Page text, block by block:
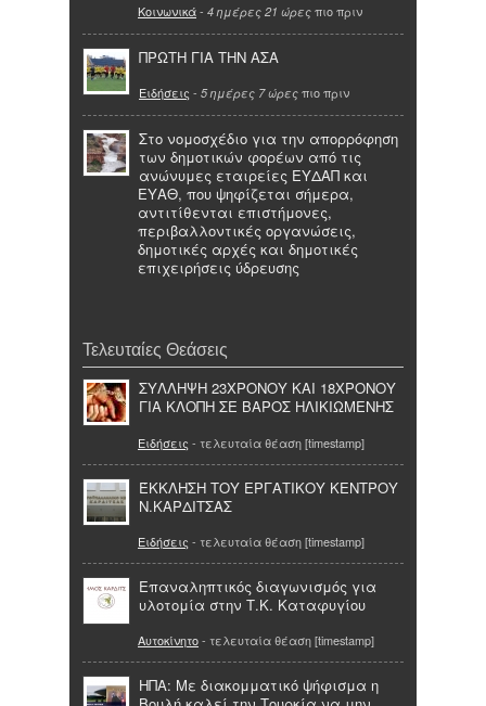
Κοινωνικά- 4 ημέρες 21 ώρες πιο πριν
ΠΡΩΤΗ ΓΙΑ ΤΗΝ ΑΣΑ
Ειδήσεις - 5 ημέρες 7 ώρες πιο πριν
Στο νομοσχέδιο για την απορρόφηση
των δημοτικών φορέων από τις
ανώνυμες εταιρείες ΕΥΔΑΠ και
ΕΥΑΘ, που ψηφίζεται σήμερα,
αντιτίθενται επιστήμονες,
περιβαλλοντικές οργανώσεις,
δημοτικές αρχές και δημοτικές
επιχειρήσεις ύδρευσης
Τελευταίες Θεάσεις
ΣΥΛΛΗΨΗ 23ΧΡΟΝΟΥ ΚΑΙ 18ΧΡΟΝΟΥ
ΓΙΑ ΚΛΟΠΗ ΣΕ ΒΑΡΟΣ ΗΛΙΚΙΩΜΕΝΗΣ
Ειδήσεις - τελευταία θέαση [timestamp]
ΈΚΚΛΗΣΗ ΤΟΥ ΕΡΓΑΤΙΚΟΥ ΚΕΝΤΡΟΥ
Ν.ΚΑΡΔΙΤΣΑΣ
Ειδήσεις - τελευταία θέαση [timestamp]
Επαναληπτικός διαγωνισμός για
υλοτομία στην Τ.Κ. Καταφυγίου
Αυτοκίνητο- τελευταία θέαση [timestamp]
ΗΠΑ: Με διακομματικό ψήφισμα η